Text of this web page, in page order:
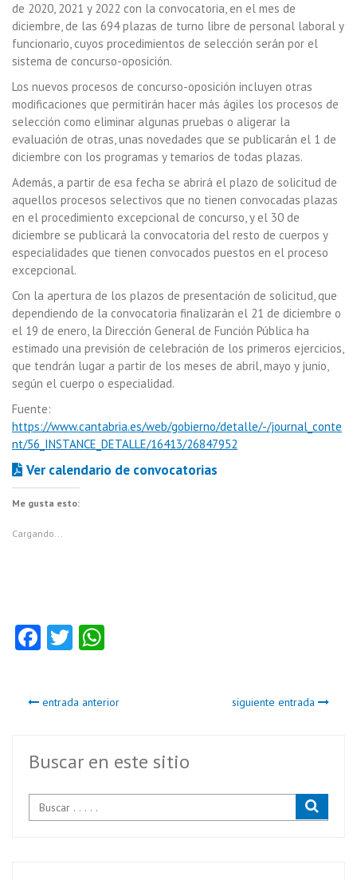
de 2020, 2021 y 2022 con la convocatoria, en el mes de
diciembre, de las 694 plazas de turno libre de personal laboral y
funcionario, cuyos procedimientos de selección serán por el
sistema de concurso-oposición.
Los nuevos procesos de concurso-oposición incluyen otras
modificaciones que permitirán hacer más ágiles los procesos de
selección como eliminar algunas pruebas o aligerar la
evaluación de otras, unas novedades que se publicarán el 1 de
diciembre con los programas y temarios de todas plazas.
Además, a partir de esa fecha se abrirá el plazo de solicitud de
aquellos procesos selectivos que no tienen convocadas plazas
en el procedimiento excepcional de concurso, y el 30 de
diciembre se publicará la convocatoria del resto de cuerpos y
especialidades que tienen convocados puestos en el proceso
excepcional.
Con la apertura de los plazos de presentación de solicitud, que
dependiendo de la convocatoria finalizarán el 21 de diciembre o
el 19 de enero, la Dirección General de Función Pública ha
estimado una previsión de celebración de los primeros ejercicios,
que tendrán lugar a partir de los meses de abril, mayo y junio,
según el cuerpo o especialidad.
Fuente:
https://www.cantabria.es/web/gobierno/detalle/-/journal_conte
nt/56_INSTANCE_DETALLE/16413/26847952
Ver calendario de convocatorias
Me gusta esto:
Cargando...
Fa
o
k
T
er A
p
entrada anterior siguiente entrada
Buscar en este sitio